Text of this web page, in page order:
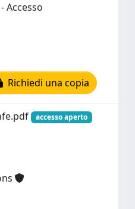
Accesso
Richiedi una copia
accesso aperto